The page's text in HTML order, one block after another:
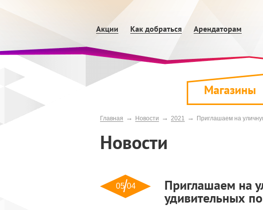
Акции Как добраться Арендаторам
Магазины
Главная → Новости → 2021 → Приглашаем на
Новости
05 04
Приглашаем на
удивительных